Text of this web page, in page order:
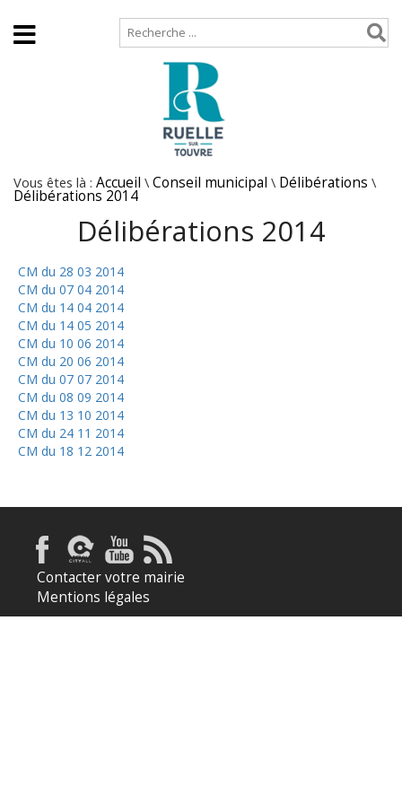
Vous êtes là : Accueil \ Conseil municipal \ Délibérations \
Délibérations 2014
Délibérations 2014
CM du 28 03 2014
CM du 07 04 2014
CM du 14 04 2014
CM du 14 05 2014
CM du 10 06 2014
CM du 20 06 2014
CM du 07 07 2014
CM du 08 09 2014
CM du 13 10 2014
CM du 24 11 2014
CM du 18 12 2014
Contacter votre mairie
Mentions légales